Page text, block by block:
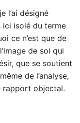
l’ai désigné
ici isolé du terme
ce n’est que de
de soi qui
que se soutient
de l’analyse,
rapport objectal.